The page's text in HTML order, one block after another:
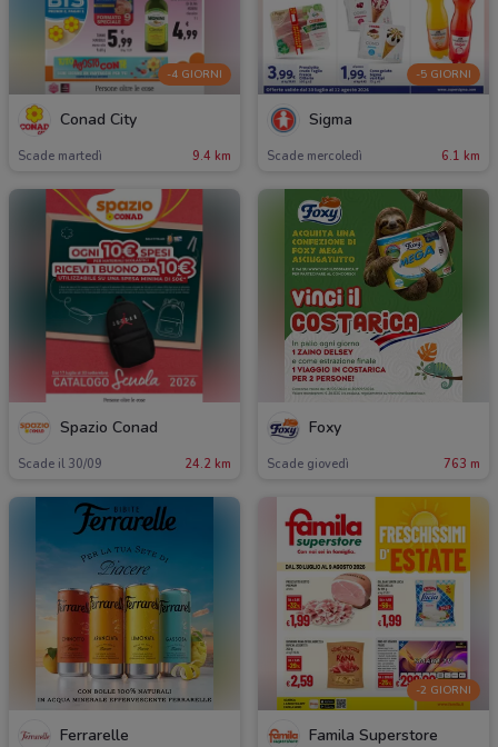
-4 GIORNI
Conad City
Scade martedì 9.4 km
-5 GIORNI
Sigma
Scade mercoledì 6.1 km
Spazio Conad
Scade il 30/09 24.2 km
Foxy
Scade giovedì 763 m
Ferrarelle
-2 GIORNI
Famila Superstore